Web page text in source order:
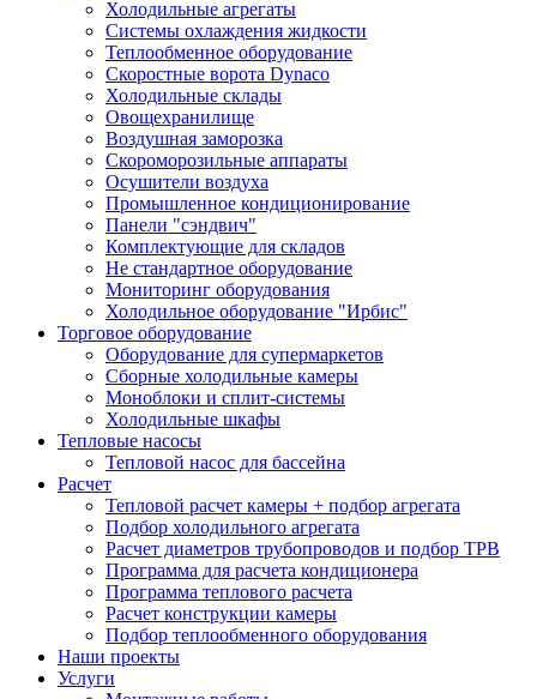
Холодильные агрегаты
Системы охлаждения жидкости
Теплообменное оборудование
Скоростные ворота Dynaco
Холодильные склады
Овощехранилище
Воздушная заморозка
Скороморозильные аппараты
Осушители воздуха
Промышленное кондиционирование
Панели "сэндвич"
Комплектующие для складов
Не стандартное оборудование
Мониторинг оборудования
Холодильное оборудование "Ирбис"
Торговое оборудование
Оборудование для супермаркетов
Сборные холодильные камеры
Моноблоки и сплит-системы
Холодильные шкафы
Тепловые насосы
Тепловой насос для бассейна
Расчет
Тепловой расчет камеры + подбор агрегата
Подбор холодильного агрегата
Расчет диаметров трубопроводов и подбор ТРВ
Программа для расчета кондиционера
Программа теплового расчета
Расчет конструкции камеры
Подбор теплообменного оборудования
Наши проекты
Услуги